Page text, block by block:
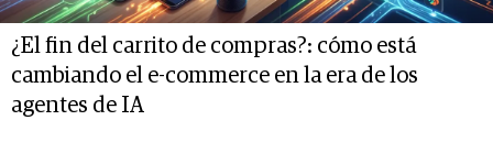
¿El fin del carrito de compras?: cómo está
cambiando el e-commerce en la era de los
agentes de IA